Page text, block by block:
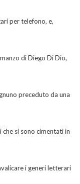
per telefono, e,
di Diego Di Dio,
preceduto da una
si sono cimentati in
i generi letterari